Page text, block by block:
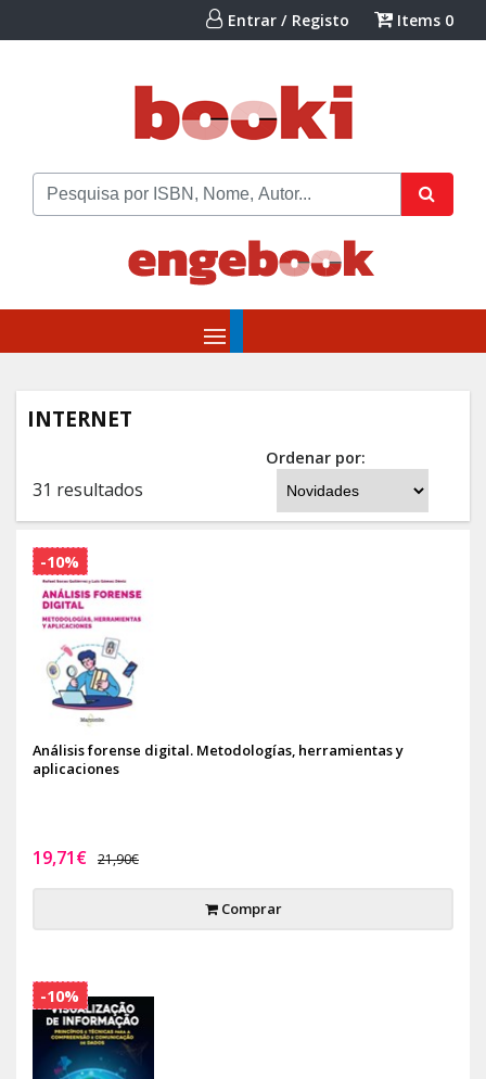
Entrar / Registo Items 0
INTERNET
31 resultados
Ordenar por:
Análisis forense digital. Metodologías, herramientas y
aplicaciones
19,71€ 21,90€
Comprar
-10%
-10%